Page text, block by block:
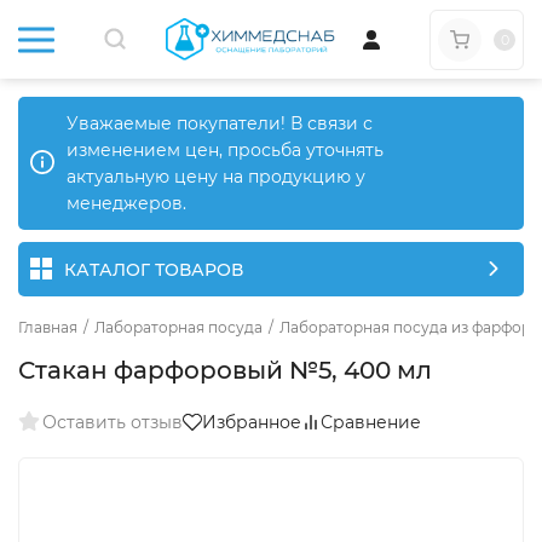
Уважаемые покупатели! В связи с
изменением цен, просьба уточнять
актуальную цену на продукцию у
менеджеров.
КАТАЛОГ ТОВАРОВ
Главная / Лабораторная посуда / Лабораторная посуда из фарфора
Стакан фарфоровый №5, 400 мл
Оставить отзыв Избранное Сравнение